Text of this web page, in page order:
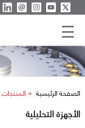
الصفحة الرئيسية » المنتجات
الأجهزة التحليلية